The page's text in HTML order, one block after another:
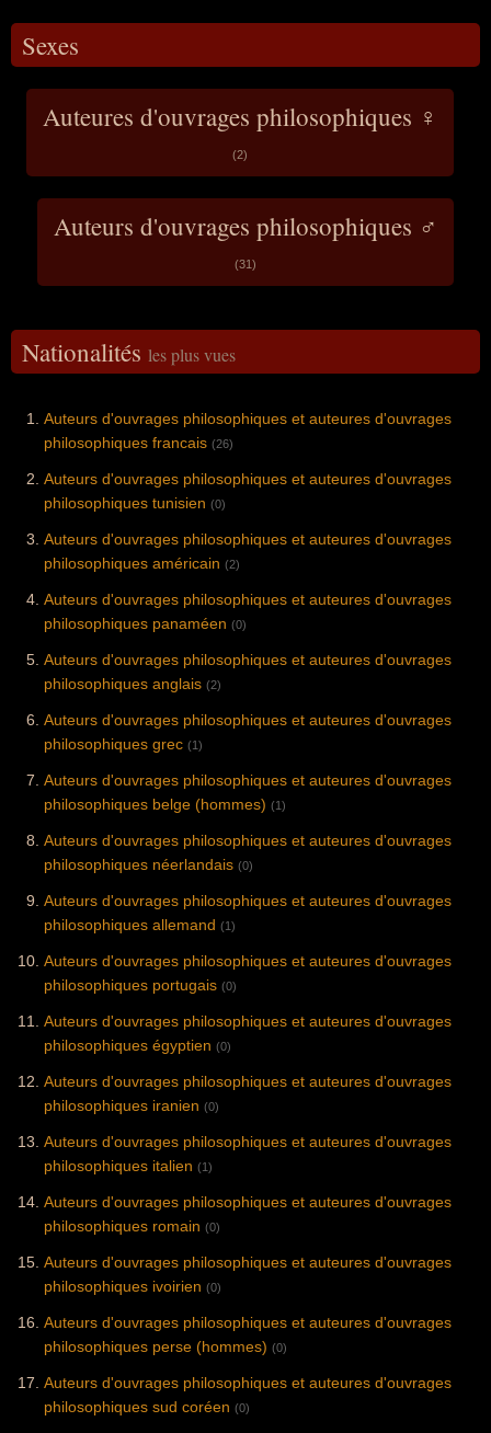
Sexes
Auteures d'ouvrages philosophiques ♀
(2)
Auteurs d'ouvrages philosophiques ♂
(31)
Nationalités les plus vues
Auteurs d'ouvrages philosophiques et auteures d'ouvrages
philosophiques francais (26)
Auteurs d'ouvrages philosophiques et auteures d'ouvrages
philosophiques tunisien (0)
Auteurs d'ouvrages philosophiques et auteures d'ouvrages
philosophiques américain (2)
Auteurs d'ouvrages philosophiques et auteures d'ouvrages
philosophiques panaméen (0)
Auteurs d'ouvrages philosophiques et auteures d'ouvrages
philosophiques anglais (2)
Auteurs d'ouvrages philosophiques et auteures d'ouvrages
philosophiques grec (1)
Auteurs d'ouvrages philosophiques et auteures d'ouvrages
philosophiques belge (hommes) (1)
Auteurs d'ouvrages philosophiques et auteures d'ouvrages
philosophiques néerlandais (0)
Auteurs d'ouvrages philosophiques et auteures d'ouvrages
philosophiques allemand (1)
Auteurs d'ouvrages philosophiques et auteures d'ouvrages
philosophiques portugais (0)
Auteurs d'ouvrages philosophiques et auteures d'ouvrages
philosophiques égyptien (0)
Auteurs d'ouvrages philosophiques et auteures d'ouvrages
philosophiques iranien (0)
Auteurs d'ouvrages philosophiques et auteures d'ouvrages
philosophiques italien (1)
Auteurs d'ouvrages philosophiques et auteures d'ouvrages
philosophiques romain (0)
Auteurs d'ouvrages philosophiques et auteures d'ouvrages
philosophiques ivoirien (0)
Auteurs d'ouvrages philosophiques et auteures d'ouvrages
philosophiques perse (hommes) (0)
Auteurs d'ouvrages philosophiques et auteures d'ouvrages
philosophiques sud coréen (0)